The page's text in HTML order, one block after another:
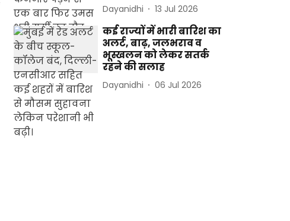
Dayanidhi 13 Jul 2026
कई राज्यों में भारी बारिश का
अलर्ट, बाढ़, जलभराव व
भूस्खलन को लेकर सतर्क
रहने की सलाह
Dayanidhi 06 Jul 2026